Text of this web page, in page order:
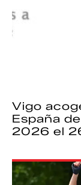
Vigo
España
2026 el